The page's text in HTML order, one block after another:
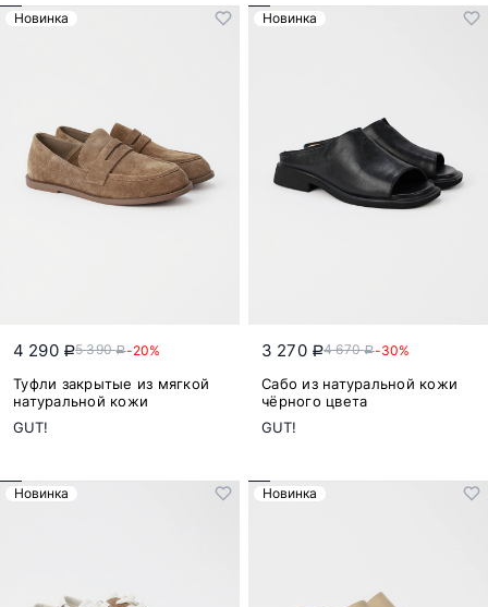
Новинка
4 290 a5 390a-20%
Туфли закрытые из мягкой
натуральной кожи
GUT!
Новинка
3 270 a4 670a-30%
Сабо из натуральной кожи
чёрного цвета
GUT!
Новинка Новинка